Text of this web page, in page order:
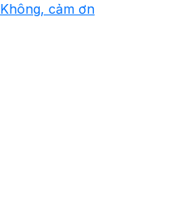
Không, cảm ơn